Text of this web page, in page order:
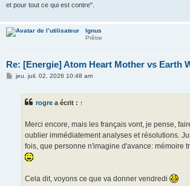
et pour tout ce qui est contre".
Ignus
Prêtre
Re: [Energie] Atom Heart Mother vs Earth
Mjeu. juil. 02, 2026 10:48 am
rogre a écrit : ↑
Merci encore, mais les français vont, je pense,
oublier immédiatement analyses et résolutions.
fois, que personne n'imagine d'avance: mémoire
Cela dit, voyons ce que va donner vendredi